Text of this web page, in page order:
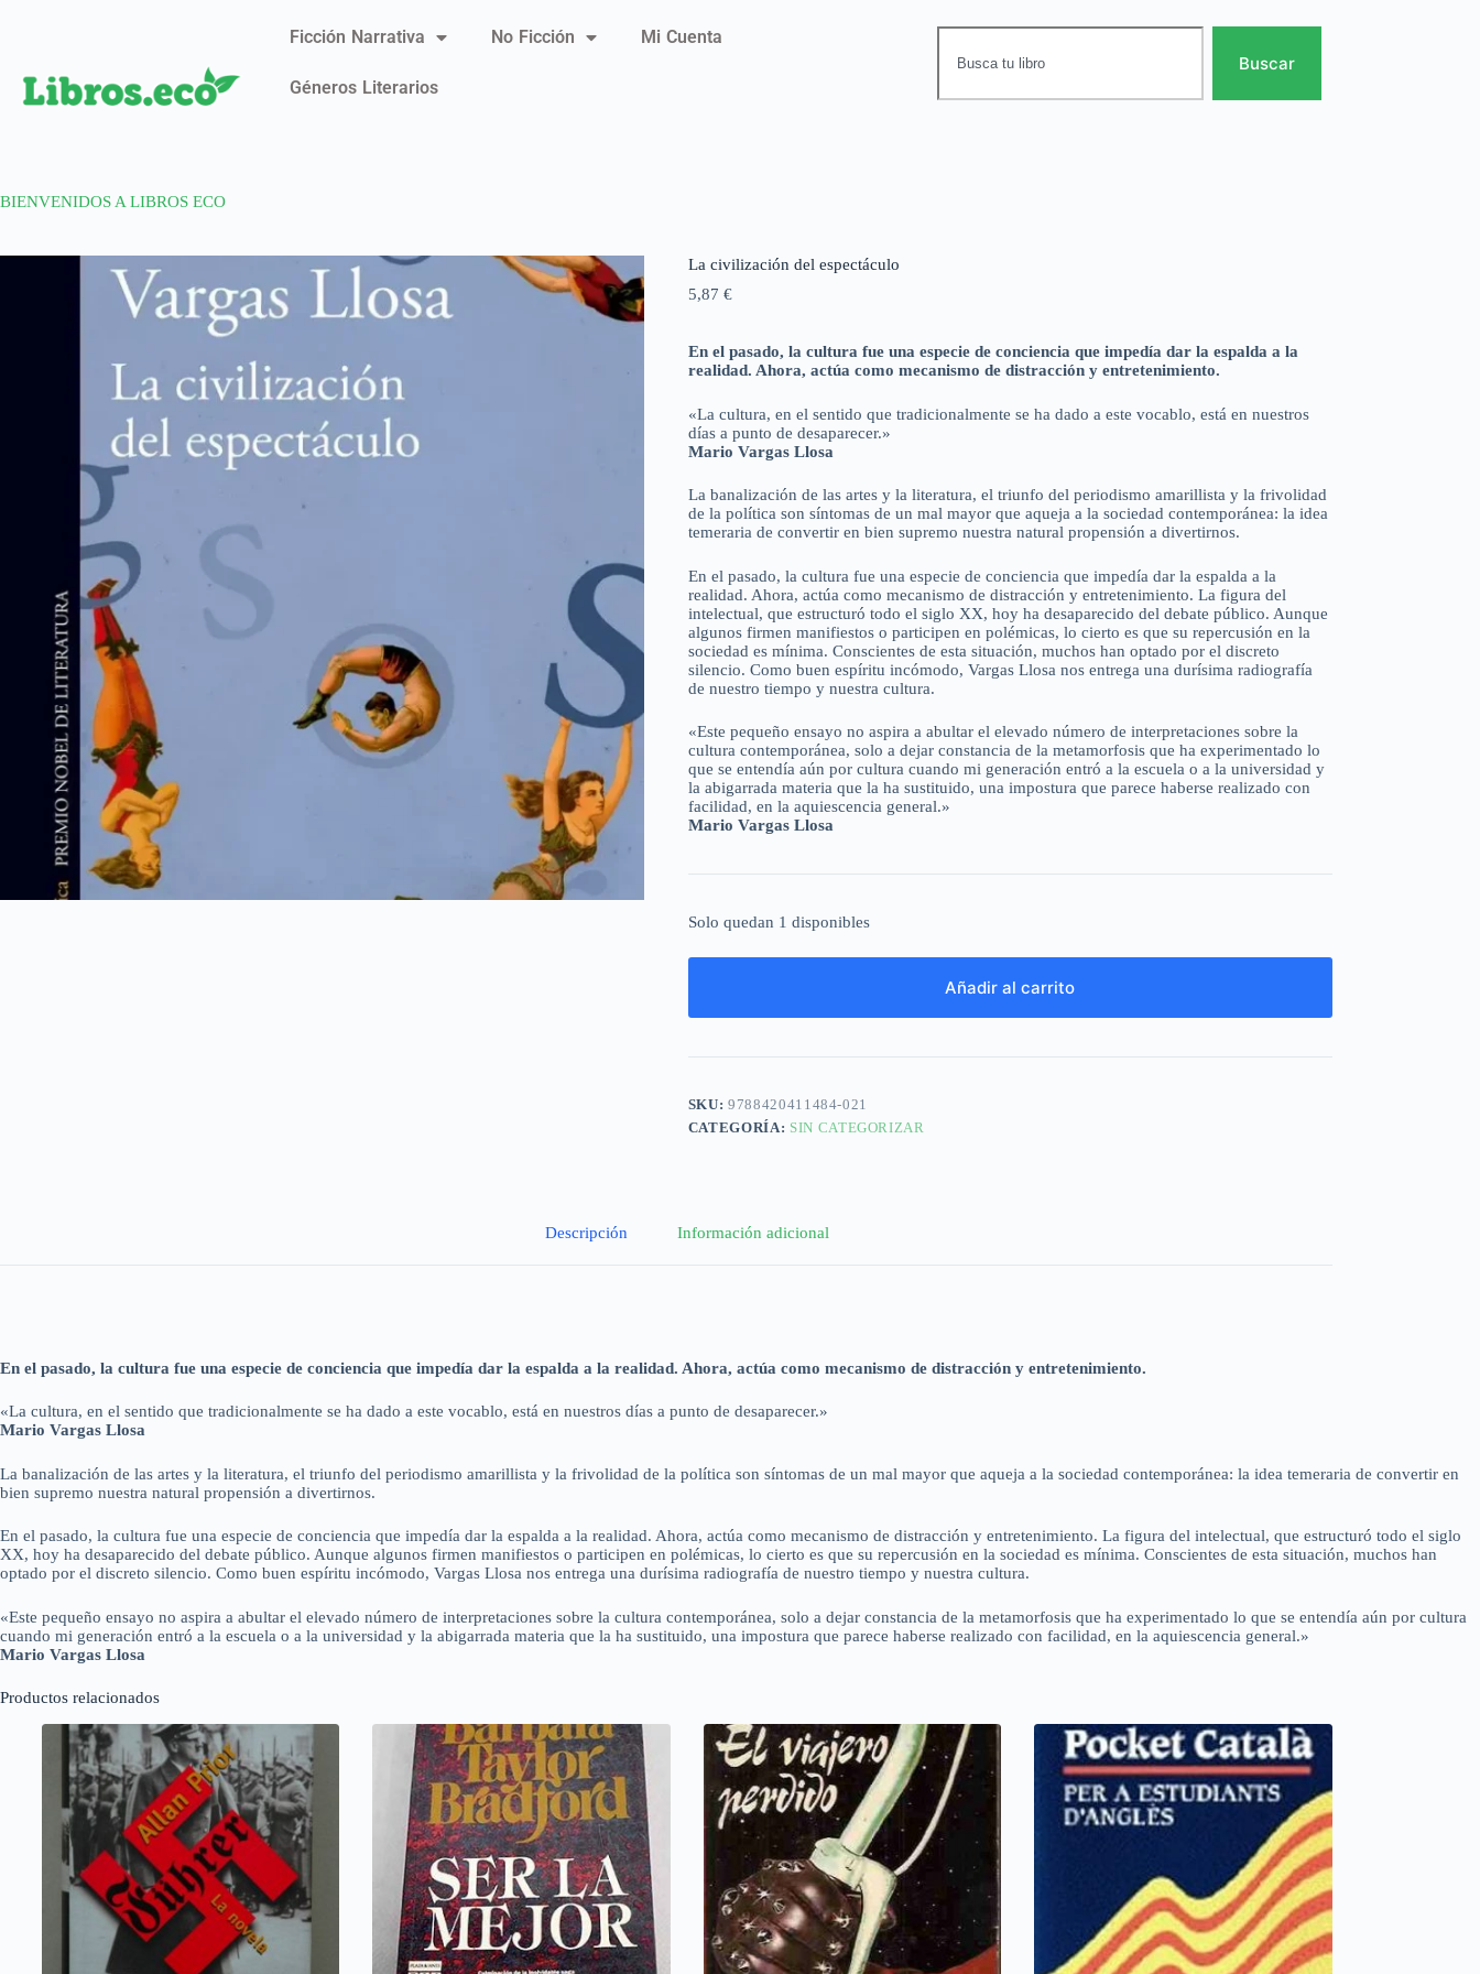
Ficción Narrativa No Ficción Mi Cuenta
Géneros Literarios
Buscar
BIENVENIDOS A LIBROS ECO
La civilización del espectáculo
5,87 €
En el pasado, la cultura fue una especie de conciencia que impedía dar la espalda a la
realidad. Ahora, actúa como mecanismo de distracción y entretenimiento.
«La cultura, en el sentido que tradicionalmente se ha dado a este vocablo, está en nuestros
días a punto de desaparecer.»
Mario Vargas Llosa
La banalización de las artes y la literatura, el triunfo del periodismo amarillista y la frivolidad
de la política son síntomas de un mal mayor que aqueja a la sociedad contemporánea: la idea
temeraria de convertir en bien supremo nuestra natural propensión a divertirnos.
En el pasado, la cultura fue una especie de conciencia que impedía dar la espalda a la
realidad. Ahora, actúa como mecanismo de distracción y entretenimiento. La figura del
intelectual, que estructuró todo el siglo XX, hoy ha desaparecido del debate público. Aunque
algunos firmen manifiestos o participen en polémicas, lo cierto es que su repercusión en la
sociedad es mínima. Conscientes de esta situación, muchos han optado por el discreto
silencio. Como buen espíritu incómodo, Vargas Llosa nos entrega una durísima radiografía
de nuestro tiempo y nuestra cultura.
«Este pequeño ensayo no aspira a abultar el elevado número de interpretaciones sobre la
cultura contemporánea, solo a dejar constancia de la metamorfosis que ha experimentado lo
que se entendía aún por cultura cuando mi generación entró a la escuela o a la universidad y
la abigarrada materia que la ha sustituido, una impostura que parece haberse realizado con
facilidad, en la aquiescencia general.»
Mario Vargas Llosa
Solo quedan 1 disponibles
Añadir al carrito
SKU:9788420411484-021
CATEGORÍA: SIN CATEGORIZAR
Descripción Información adicional
En el pasado, la cultura fue una especie de conciencia que impedía dar la espalda a la realidad. Ahora, actúa como mecanismo de distracción y entretenimiento.
«La cultura, en el sentido que tradicionalmente se ha dado a este vocablo, está en nuestros días a punto de desaparecer.»
Mario Vargas Llosa
La banalización de las artes y la literatura, el triunfo del periodismo amarillista y la frivolidad de la política son síntomas de un mal mayor que aqueja a la sociedad contemporánea: la idea temeraria de convertir en
bien supremo nuestra natural propensión a divertirnos.
En el pasado, la cultura fue una especie de conciencia que impedía dar la espalda a la realidad. Ahora, actúa como mecanismo de distracción y entretenimiento. La figura del intelectual, que estructuró todo el siglo
XX, hoy ha desaparecido del debate público. Aunque algunos firmen manifiestos o participen en polémicas, lo cierto es que su repercusión en la sociedad es mínima. Conscientes de esta situación, muchos han
optado por el discreto silencio. Como buen espíritu incómodo, Vargas Llosa nos entrega una durísima radiografía de nuestro tiempo y nuestra cultura.
«Este pequeño ensayo no aspira a abultar el elevado número de interpretaciones sobre la cultura contemporánea, solo a dejar constancia de la metamorfosis que ha experimentado lo que se entendía aún por cultura
cuando mi generación entró a la escuela o a la universidad y la abigarrada materia que la ha sustituido, una impostura que parece haberse realizado con facilidad, en la aquiescencia general.»
Mario Vargas Llosa
Productos relacionados